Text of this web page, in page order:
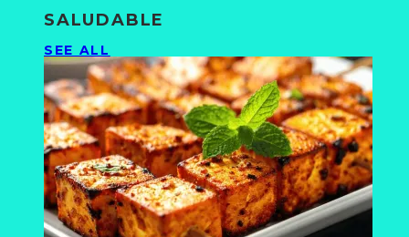
SALUDABLE
SEE ALL